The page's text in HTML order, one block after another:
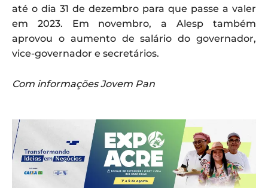
até o dia 31 de dezembro para que passe a valer
em 2023. Em novembro, a Alesp também
aprovou o aumento de salário do governador,
vice-governador e secretários.
Com informações Jovem Pan